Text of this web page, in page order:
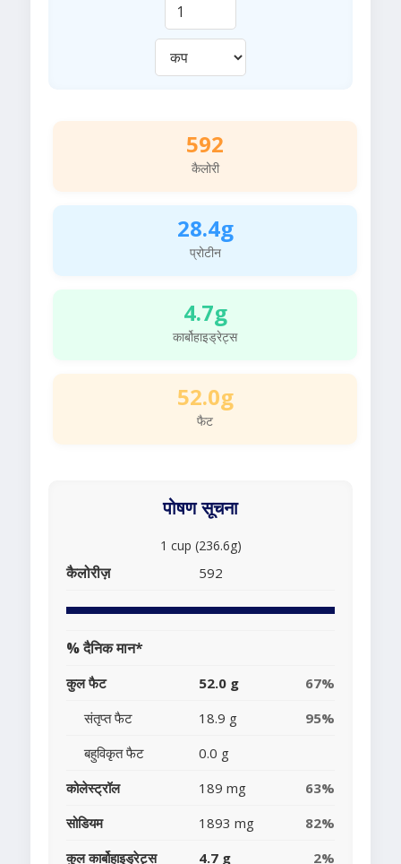
592
कैलोरी
28.4g
प्रोटीन
4.7g
कार्बोहाइड्रेट्स
52.0g
फैट
पोषण सूचना
1 cup (236.6g)
कैलोरीज़ 592
% दैनिक मान*
कुल फैट 52.0 g
67%
संतृप्त फैट
18.9 g
95%
बहुविकृत फैट
0.0 g
कोलेस्ट्रॉल
189 mg
63%
सोडियम
1893 mg
82%
कुल कार्बोहाइड्रेट्स
4.7 g 2%